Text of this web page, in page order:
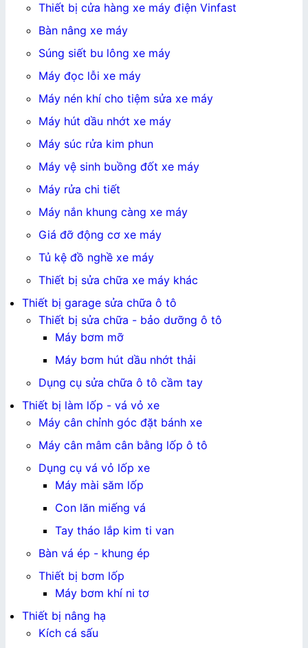
Thiết bị cửa hàng xe máy điện Vinfast
Bàn nâng xe máy
Súng siết bu lông xe máy
Máy đọc lỗi xe máy
Máy nén khí cho tiệm sửa xe máy
Máy hút dầu nhớt xe máy
Máy súc rửa kim phun
Máy vệ sinh buồng đốt xe máy
Máy rửa chi tiết
Máy nắn khung càng xe máy
Giá đỡ động cơ xe máy
Tủ kệ đồ nghề xe máy
Thiết bị sửa chữa xe máy khác
Thiết bị garage sửa chữa ô tô
Thiết bị sửa chữa - bảo dưỡng ô tô
Máy bơm mỡ
Máy bơm hút dầu nhớt thải
Dụng cụ sửa chữa ô tô cầm tay
Thiết bị làm lốp - vá vỏ xe
Máy cân chỉnh góc đặt bánh xe
Máy cân mâm cân bằng lốp ô tô
Dụng cụ vá vỏ lốp xe
Máy mài săm lốp
Con lăn miếng vá
Tay tháo lắp kim ti van
Bàn vá ép - khung ép
Thiết bị bơm lốp
Máy bơm khí ni tơ
Thiết bị nâng hạ
Kích cá sấu